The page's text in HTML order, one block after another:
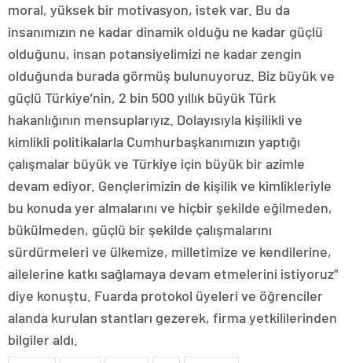
moral, yüksek bir motivasyon, istek var. Bu da
insanımızın ne kadar dinamik olduğu ne kadar güçlü
olduğunu, insan potansiyelimizi ne kadar zengin
olduğunda burada görmüş bulunuyoruz. Biz büyük ve
güçlü Türkiye’nin, 2 bin 500 yıllık büyük Türk
hakanlığının mensuplarıyız. Dolayısıyla kişilikli ve
kimlikli politikalarla Cumhurbaşkanımızın yaptığı
çalışmalar büyük ve Türkiye için büyük bir azimle
devam ediyor. Gençlerimizin de kişilik ve kimlikleriyle
bu konuda yer almalarını ve hiçbir şekilde eğilmeden,
bükülmeden, güçlü bir şekilde çalışmalarını
sürdürmeleri ve ülkemize, milletimize ve kendilerine,
ailelerine katkı sağlamaya devam etmelerini istiyoruz”
diye konuştu. Fuarda protokol üyeleri ve öğrenciler
alanda kurulan stantları gezerek, firma yetkililerinden
bilgiler aldı.